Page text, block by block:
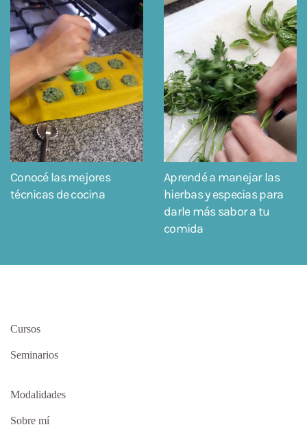
Conocé las mejores
técnicas de cocina
Aprendé a manejar las
hierbas y especias para
darle más sabor a tu
comida
Cursos
Seminarios
Modalidades
Sobre mí